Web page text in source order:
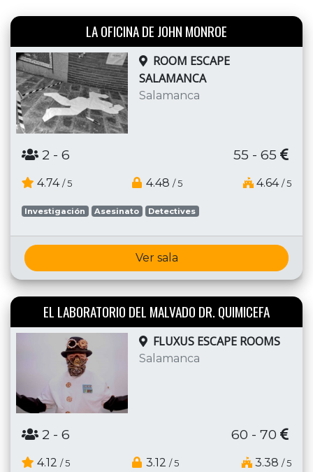
LA OFICINA DE JOHN MONROE
ROOM ESCAPE
SALAMANCA
Salamanca
2 - 6 55 - 65
4.74 / 5 4.48 / 5 4.64 / 5
Investigación Asesinato Detectives
Ver sala
EL LABORATORIO DEL MALVADO DR. QUIMICEFA
FLUXUS ESCAPE ROOMS
Salamanca
2 - 6 60 - 70
4.12 / 5 3.12 / 5 3.38 / 5